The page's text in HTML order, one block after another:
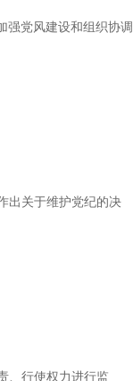
强党风建设和组织协调
出关于维护党纪的决
、行使权力进行监